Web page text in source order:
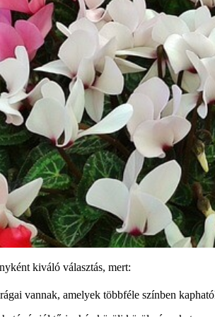
kiváló választás, mert:
vannak, amelyek többféle színben